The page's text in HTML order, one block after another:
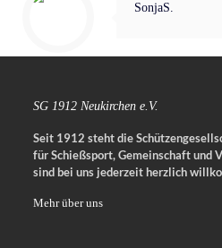
SonjaS.
SG 1912 Neukirchen e.V.
Seit 1912 steht die
für Schießsport, Gemeinschaft und
sind bei uns jederzeit herzlich
Mehr über uns